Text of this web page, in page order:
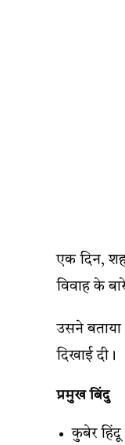
एक दिन,
विवाह के
उसने
दिखाई दी।
प्रमुख बिंदु
कुबेर हिंदू